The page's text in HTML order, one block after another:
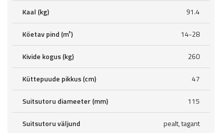
Kaal (kg) 91.4
Köetav pind (m³) 14-28
Kivide kogus (kg) 260
Küttepuude pikkus (cm) 47
Suitsutoru diameeter (mm) 115
Suitsutoru väljund pealt, tagant